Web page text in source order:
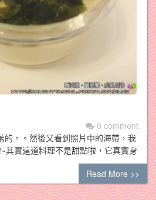
0 comment
的。。然後又看到照片中的海帶，我
其實這道料理不是甜點啦，它真實身
Read More >>